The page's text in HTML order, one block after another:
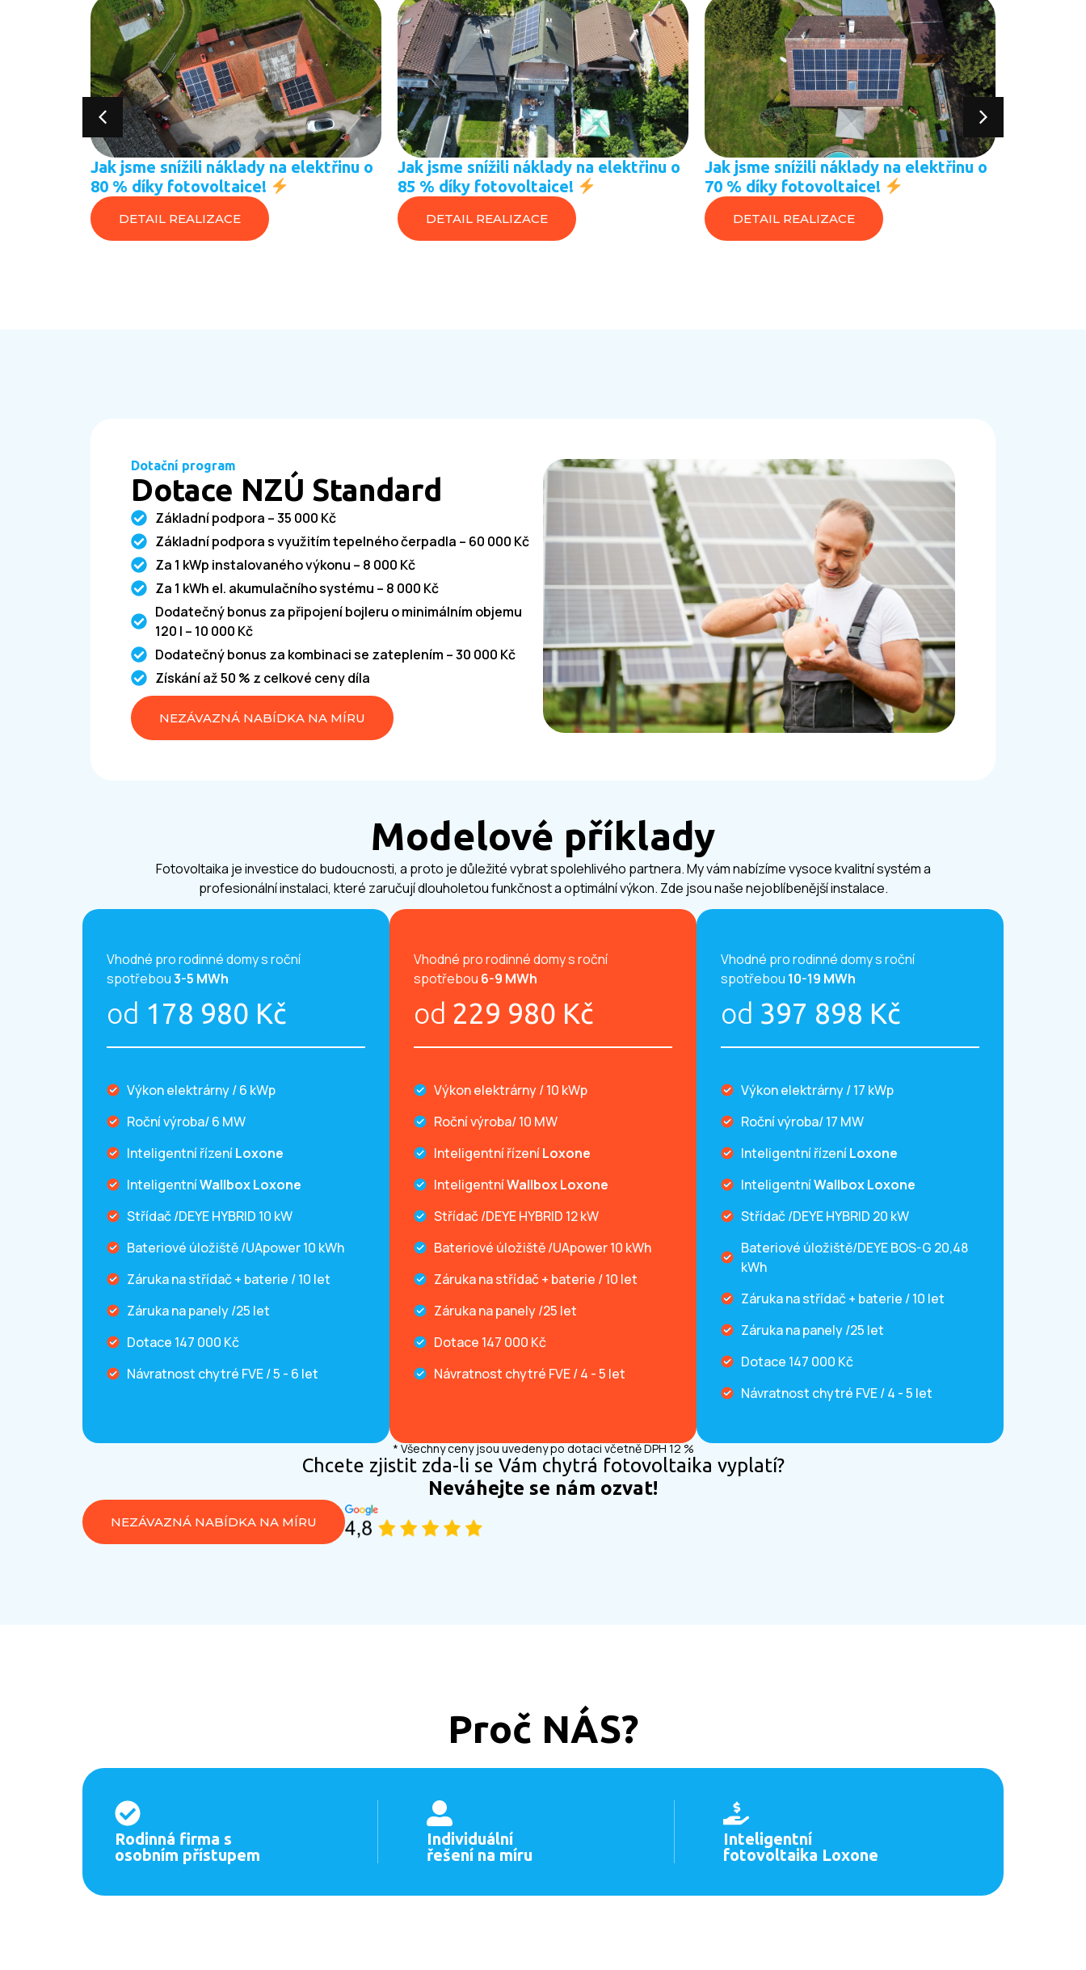
Jak jsme snížili náklady na elektřinu o
80 % díky fotovoltaice!
DETAIL REALIZACE
Jak jsme snížili náklady na elektřinu o
85 % díky fotovoltaice!
DETAIL REALIZACE
Jak jsme snížili náklady na elektřinu o
70 % díky fotovoltaice!
DETAIL REALIZACE
Dotační program
Dotace NZÚ Standard
Základní podpora – 35 000 Kč
Základní podpora s využitím tepelného čerpadla – 60 000 Kč
Za 1 kWp instalovaného výkonu – 8 000 Kč
Za 1 kWh el. akumulačního systému – 8 000 Kč
Dodatečný bonus za připojení bojleru o minimálním objemu
120 l – 10 000 Kč
Dodatečný bonus za kombinaci se zateplením – 30 000 Kč
Získání až 50 % z celkové ceny díla
NEZÁVAZNÁ NABÍDKA NA MÍRU
Modelové příklady
Fotovoltaika je investice do budoucnosti, a proto je důležité vybrat spolehlivého partnera. My vám nabízíme vysoce kvalitní systém a
profesionální instalaci, které zaručují dlouholetou funkčnost a optimální výkon. Zde jsou naše nejoblíbenější instalace.
Vhodné pro rodinné domy s roční
spotřebou3-5 MWh
od 178 980 Kč
Výkon elektrárny / 6 kWp
Roční výroba/ 6 MW
Inteligentní řízeníLoxone
InteligentníWallbox Loxone
Střídač /DEYE HYBRID 10 kW
Bateriové úložiště /UApower 10 kWh
Záruka na střídač + baterie / 10 let
Záruka na panely /25 let
Dotace 147 000 Kč
Návratnost chytré FVE / 5 - 6 let
Vhodné pro rodinné domy s roční
spotřebou 6-9 MWh
od 229 980 Kč
Výkon elektrárny / 10 kWp
Roční výroba/ 10 MW
Inteligentní řízeníLoxone
InteligentníWallbox Loxone
Střídač /DEYE HYBRID 12 kW
Bateriové úložiště /UApower 10 kWh
Záruka na střídač + baterie / 10 let
Záruka na panely /25 let
Dotace 147 000 Kč
Návratnost chytré FVE / 4 - 5 let
Vhodné pro rodinné domy s roční
spotřebou 10-19 MWh
od 397 898 Kč
Výkon elektrárny / 17 kWp
Roční výroba/ 17 MW
Inteligentní řízeníLoxone
InteligentníWallbox Loxone
Střídač /DEYE HYBRID 20 kW
Bateriové úložiště/DEYE BOS-G 20,48
kWh
Záruka na střídač + baterie / 10 let
Záruka na panely /25 let
Dotace 147 000 Kč
Návratnost chytré FVE / 4 - 5 let
* Všechny ceny jsou uvedeny po dotaci včetně DPH 12 %
Chcete zjistit zda-li se Vám chytrá fotovoltaika vyplatí?
Neváhejte se nám ozvat!
NEZÁVAZNÁ NABÍDKA NA MÍRU
Proč NÁS?
Rodinná firma s
osobním přístupem
Individuální
řešení na míru
Inteligentní
fotovoltaika Loxone